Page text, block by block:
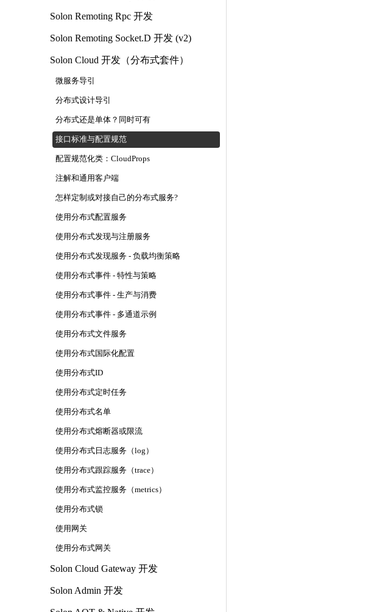
Solon Remoting Rpc 开发
Solon Remoting Socket.D 开发 (v2)
Solon Cloud 开发（分布式套件）
微服务导引
分布式设计导引
分布式还是单体？同时可有
接口标准与配置规范
配置规范化类：CloudProps
注解和通用客户端
怎样定制或对接自己的分布式服务?
使用分布式配置服务
使用分布式发现与注册服务
使用分布式发现服务 - 负载均衡策略
使用分布式事件 - 特性与策略
使用分布式事件 - 生产与消费
使用分布式事件 - 多通道示例
使用分布式文件服务
使用分布式国际化配置
使用分布式ID
使用分布式定时任务
使用分布式名单
使用分布式熔断器或限流
使用分布式日志服务（log）
使用分布式跟踪服务（trace）
使用分布式监控服务（metrics）
使用分布式锁
使用网关
使用分布式网关
Solon Cloud Gateway 开发
Solon Admin 开发